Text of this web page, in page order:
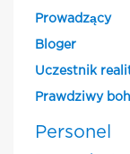
Prowadzący
Bloger
Uczestnik
Prawdziwy
Personel